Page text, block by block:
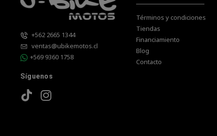
+562 2665 1344
ventas@ubikemotos.cl
+569 9360 1758
Síguenos
Términos y condiciones
Tiendas
Financiamiento
Blog
Contacto